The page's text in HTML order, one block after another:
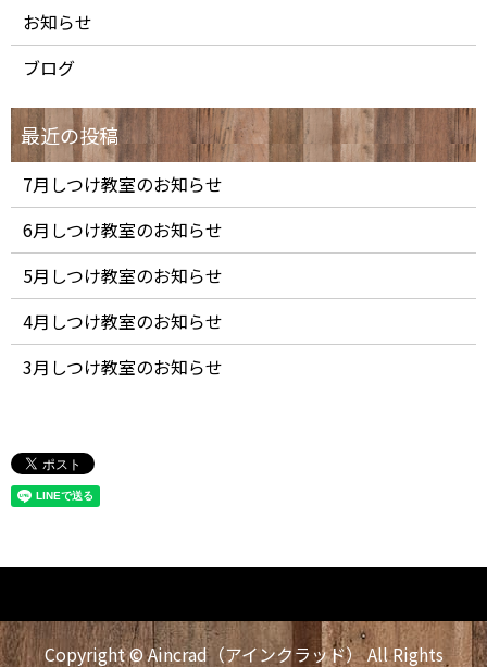
お知らせ
ブログ
7月しつけ教室のお知らせ
6月しつけ教室のお知らせ
5月しつけ教室のお知らせ
4月しつけ教室のお知らせ
3月しつけ教室のお知らせ
Copyright © Aincrad（アインクラッド） All Rights